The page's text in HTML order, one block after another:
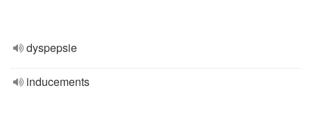
dyspepsie
inducements